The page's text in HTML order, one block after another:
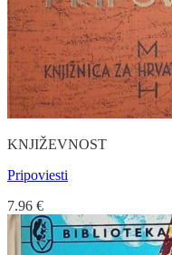
KNJIŽEVNOST
Pripoviesti
7.96 €